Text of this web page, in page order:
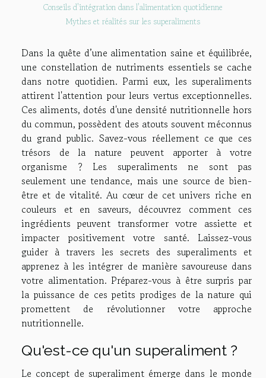
Conseils d'intégration dans l'alimentation quotidienne
Mythes et réalités sur les superaliments
Dans la quête d’une alimentation saine et équilibrée,
une constellation de nutriments essentiels se cache
dans notre quotidien. Parmi eux, les superaliments
attirent l'attention pour leurs vertus exceptionnelles.
Ces aliments, dotés d'une densité nutritionnelle hors
du commun, possèdent des atouts souvent méconnus
du grand public. Savez-vous réellement ce que ces
trésors de la nature peuvent apporter à votre
organisme ? Les superaliments ne sont pas
seulement une tendance, mais une source de bien-
être et de vitalité. Au cœur de cet univers riche en
couleurs et en saveurs, découvrez comment ces
ingrédients peuvent transformer votre assiette et
impacter positivement votre santé. Laissez-vous
guider à travers les secrets des superaliments et
apprenez à les intégrer de manière savoureuse dans
votre alimentation. Préparez-vous à être surpris par
la puissance de ces petits prodiges de la nature qui
promettent de révolutionner votre approche
nutritionnelle.
Qu'est-ce qu'un superaliment ?
Le concept de superaliment émerge dans le monde